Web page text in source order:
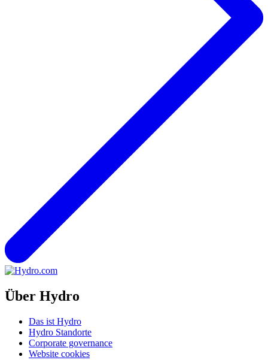
Über Hydro
Das ist Hydro
Hydro Standorte
Corporate governance
Website cookies